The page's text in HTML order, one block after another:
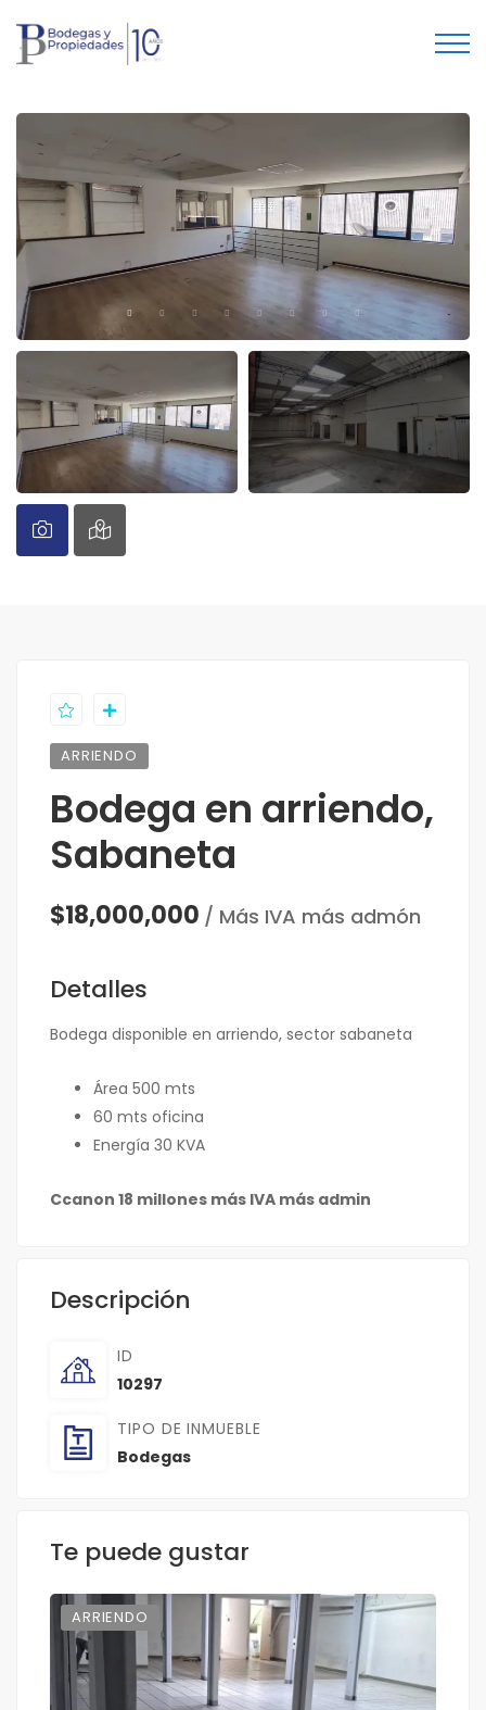
ARRIENDO
Bodega en arriendo,
Sabaneta
$18,000,000 / Más IVA más admón
Detalles
Bodega disponible en arriendo, sector sabaneta
Área 500 mts
60 mts oficina
Energía 30 KVA
Ccanon 18 millones más IVA más admin
Descripción
ID
10297
TIPO DE INMUEBLE
Bodegas
Te puede gustar
ARRIENDO